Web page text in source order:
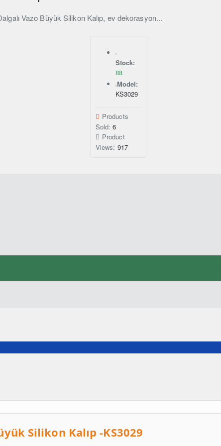
Vazo Büyük Silikon Kalıp, ev dekorasyon...
Stock:
88
Model:
KS3029
Products
Sold:6
Product
Views: 917
Silikon Kalıp -KS3029